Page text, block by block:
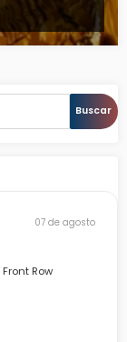
Buscar
07 de agosto
Row